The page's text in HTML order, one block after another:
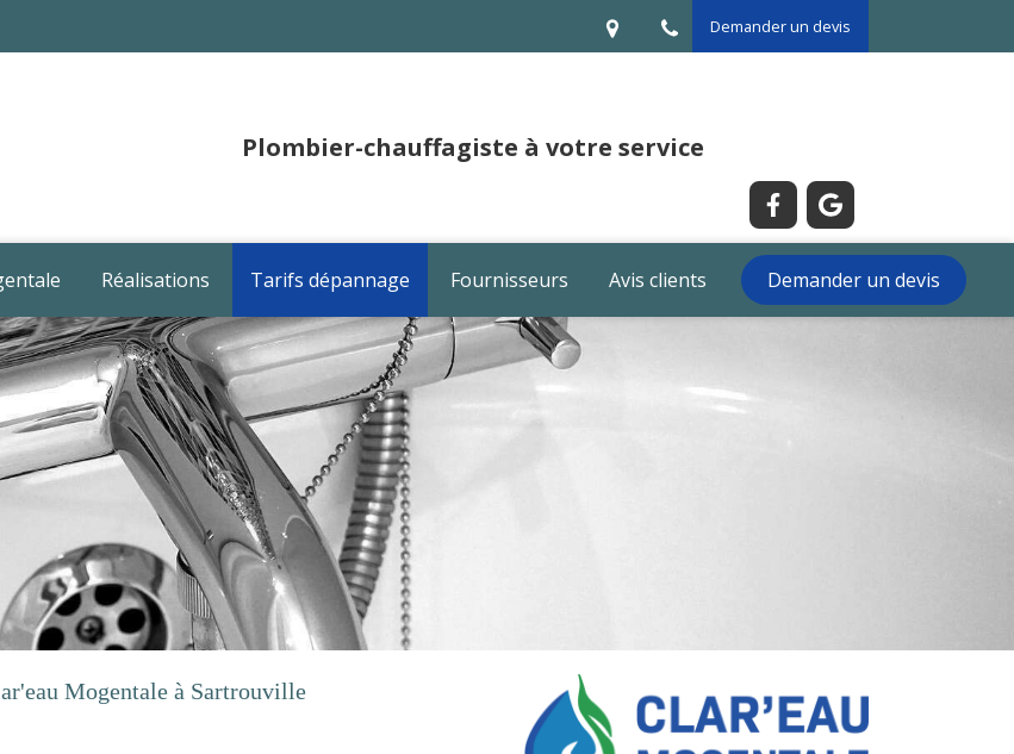
Demander un devis
Plombier-chauffagiste à votre service
Réalisations Tarifs dépannage Fournisseurs Avis clients Demander un devis
Mogentale à Sartrouville